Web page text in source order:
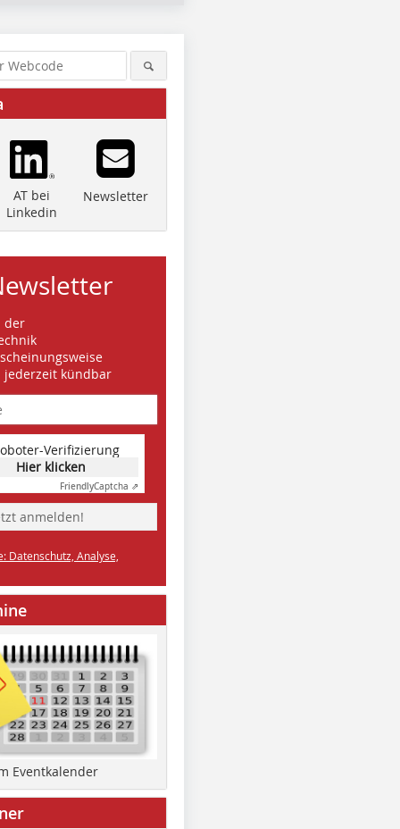
AT bei
Linkedin
Newsletter
der
jederzeit kündbar
Verifizierung
Hier klicken
FriendlyCaptcha ⇗
anmelden!
Datenschutz, Analyse,
Eventkalender